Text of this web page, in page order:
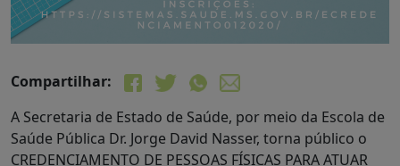
Compartilhar:
A Secretaria de Estado de Saúde, por meio da Escola de
Saúde Pública Dr. Jorge David Nasser, torna público o
CREDENCIAMENTO DE PESSOAS FÍSICAS PARA ATUAR